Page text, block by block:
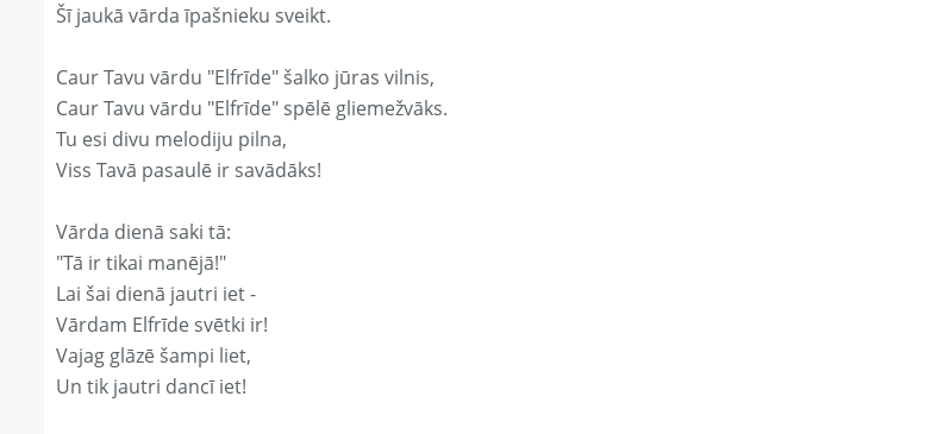
Šī jaukā vārda īpašnieku sveikt.
Caur Tavu vārdu "Elfrīde" šalko jūras vilnis,
Caur Tavu vārdu "Elfrīde" spēlē gliemežvāks.
Tu esi divu melodiju pilna,
Viss Tavā pasaulē ir savādāks!
Vārda dienā saki tā:
"Tā ir tikai manējā!"
Lai šai dienā jautri iet -
Vārdam Elfrīde svētki ir!
Vajag glāzē šampi liet,
Un tik jautri dancī iet!